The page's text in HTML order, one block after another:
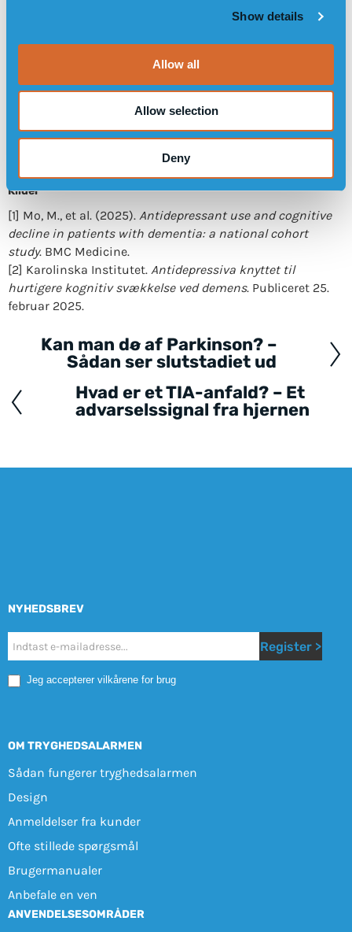
Show details
Allow all
Allow selection
Deny
LÆS OM HVORDAN SENSOREMS GPS-UR KAN
HJÆLPE VED DEMENS
Kilder
[1] Mo, M., et al. (2025). Antidepressant use and cognitive
decline in patients with dementia: a national cohort
study. BMC Medicine.
[2] Karolinska Institutet. Antidepressiva knyttet til
hurtigere kognitiv svækkelse ved demens. Publiceret 25.
februar 2025.
Posts
navigation
Kan man dø af Parkinson? –
Sådan ser slutstadiet ud
Hvad er et TIA-anfald? – Et
advarselssignal fra hjernen
NYHEDSBREV
Nyhetsbrev
Mobile
Register >
Jeg accepterer vilkårene for brug
OM TRYGHEDSALARMEN
Sådan fungerer tryghedsalarmen
Design
Anmeldelser fra kunder
Ofte stillede spørgsmål
Brugermanualer
Anbefale en ven
ANVENDELSESOMRÅDER